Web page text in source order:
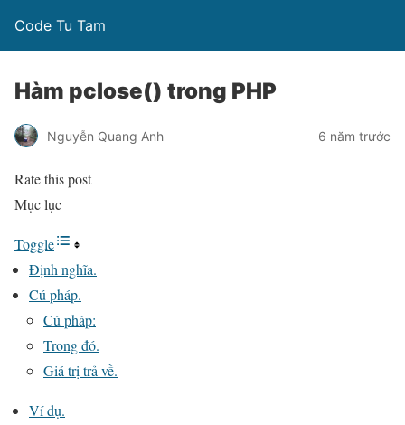
Code Tu Tam
Hàm pclose() trong PHP
Nguyễn Quang Anh 6 năm trước
Rate this post
Mục lục
Toggle
Định nghĩa.
Cú pháp.
Cú pháp:
Trong đó.
Giá trị trả về.
Ví dụ.